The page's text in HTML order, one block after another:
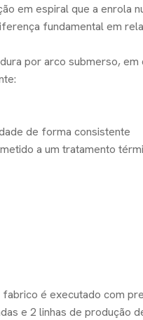
em espiral que a enrola
fundamental em
por arco submerso, em
de forma consistente
a um tratamento
é executado com
e 2 linhas de produção